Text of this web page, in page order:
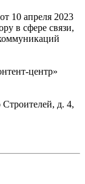
10 апреля 2023
в сфере связи,
центр»
д. 4,